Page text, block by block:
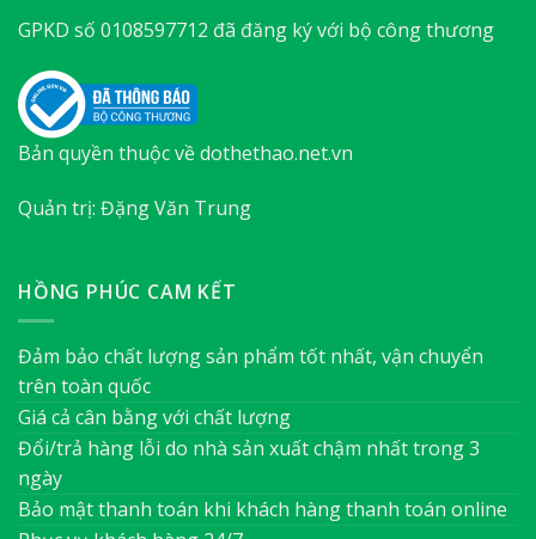
GPKD số 0108597712 đã đăng ký với bộ công thương
Bản quyền thuộc về dothethao.net.vn
Quản trị: Đặng Văn Trung
HỒNG PHÚC CAM KẾT
Đảm bảo chất lượng sản phẩm tốt nhất, vận chuyển
trên toàn quốc
Giá cả cân bằng với chất lượng
Đổi/trả hàng lỗi do nhà sản xuất chậm nhất trong 3
ngày
Bảo mật thanh toán khi khách hàng thanh toán online